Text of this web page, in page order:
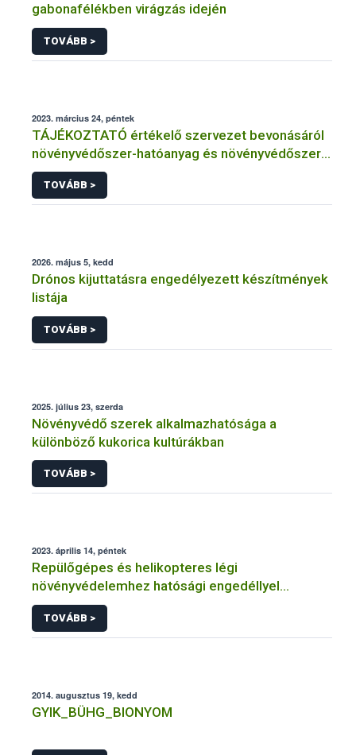
gabonafélékben virágzás idején
TOVÁBB >
2023. március 24, péntek
TÁJÉKOZTATÓ értékelő szervezet bevonásáról
növényvédőszer-hatóanyag és növényvédőszer
engedélyezésére, továbbá a meglévő engedély
meghosszabbítására vagy módosítására irányuló
eljárásba
TOVÁBB >
2026. május 5, kedd
Drónos kijuttatásra engedélyezett készítmények
listája
TOVÁBB >
2025. július 23, szerda
Növényvédő szerek alkalmazhatósága a
különböző kukorica kultúrákban
TOVÁBB >
2023. április 14, péntek
Repülőgépes és helikopteres légi
növényvédelemhez hatósági engedéllyel
rendelkező szervezetek
TOVÁBB >
2014. augusztus 19, kedd
GYIK_BÜHG_BIONYOM